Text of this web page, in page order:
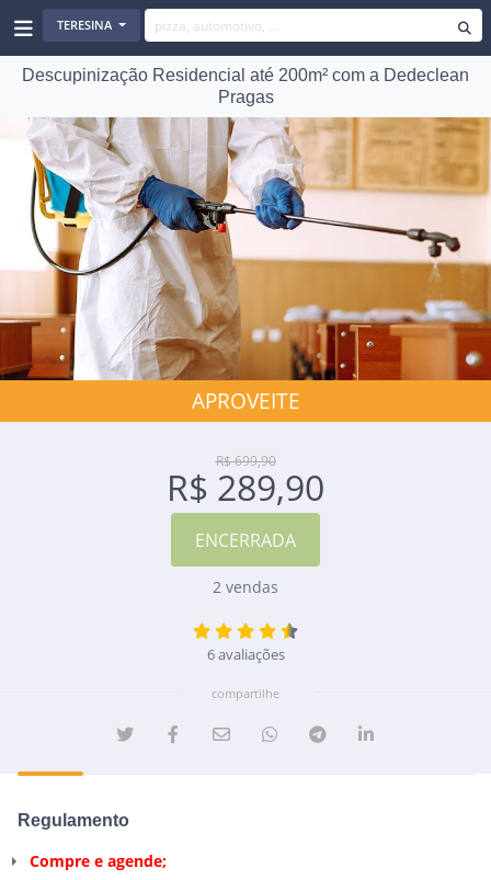
TERESINA
Descupinização Residencial até 200m² com a Dedeclean
Pragas
APROVEITE
R$ 699,90
R$ 289,90
2 vendas
6 avaliações
compartilhe
Regulamento
Compre e agende;